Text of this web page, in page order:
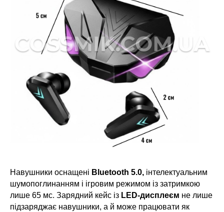
Навушники оснащені Bluetooth 5.0, інтелектуальним
шумопоглинанням і ігровим режимом із затримкою
лише 65 мс. Зарядний кейс із LED-дисплеєм не лише
підзаряджає навушники, а й може працювати як